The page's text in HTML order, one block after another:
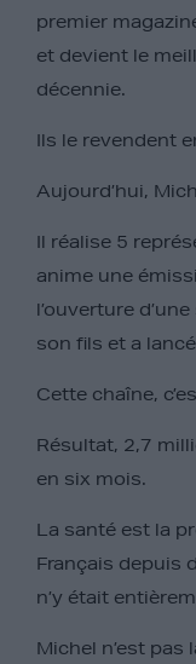
premier
et devient le
décennie.
Ils le revendent
Aujourd’hui,
Il réalise 5
anime une
l’ouverture
son fils et a
Cette chaîne,
Résultat, 2,7
en six mois.
La santé est la
Français depuis
n’y était
Michel n’est